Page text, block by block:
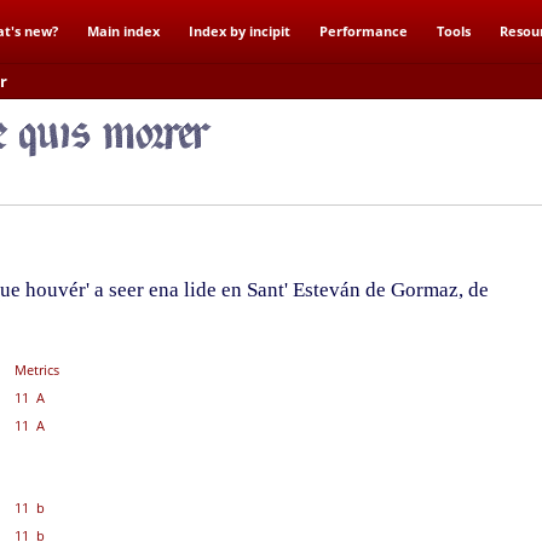
new? Main index Index by incipit Performance Tools
houvér' a seer ena lide en Sant' Esteván de Gormaz, de
Metrics
11 A
11 A
11 b
11 b